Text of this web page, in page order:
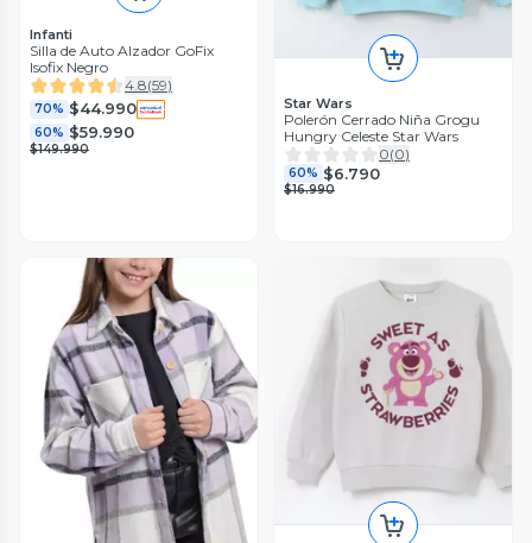
Infanti
Silla de Auto Alzador GoFix
Isofix Negro
4.8(59)
70% $44.990
60% $59.990
$149.990
Star Wars
Polerón Cerrado Niña Grogu
Hungry Celeste Star Wars
0(0)
60% $6.790
$16.990